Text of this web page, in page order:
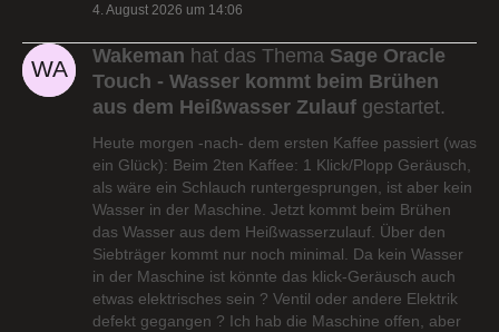
4. August 2026 um 14:06
Wakeman hat das Thema Sage Oracle
Touch - Wasser kommt beim Brühen
aus dem Heißwasser Zulauf gestartet.
Heute morgen -nach- dem ersten Kaffee passiert (was
ein Glück): Beim 2ten Kaffee: 1 Klick/Plopp Geräusch,
als wäre ein Schlauch runtergesprungen, ist aber kein
Wasser in der Maschine. Jetzt kommt beim Brühen
das Wasser aus dem Heißwasserzulauf. Über den
Siebträger kommt nur noch minimal. Da kein Wasser
in der Maschine ist könnte das klick-Geräusch auch
etwas elektrisches sein ? Ventil oder andere Elektrik
defekt gegangen ? Ich hab die Maschine offen, aber